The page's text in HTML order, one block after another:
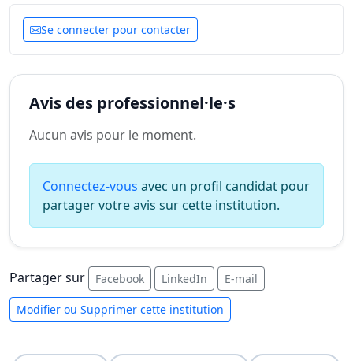
Se connecter pour contacter
Avis des professionnel·le·s
Aucun avis pour le moment.
Connectez-vous avec un profil candidat pour
partager votre avis sur cette institution.
Partager sur Facebook LinkedIn E-mail
Modifier ou Supprimer cette institution